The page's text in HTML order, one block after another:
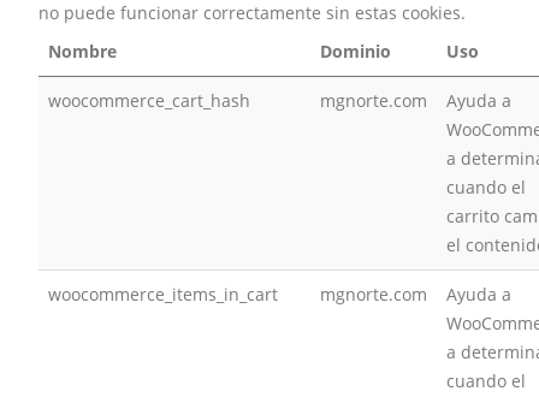
no puede funcionar correctamente sin estas cookies.
Nombre
Dominio Uso
woocommerce_cart_hash mgnorte.com
Ayuda a
a
cuando el
carrito
el
woocommerce_items_in_cart mgnorte.com
Ayuda a
a
cuando el